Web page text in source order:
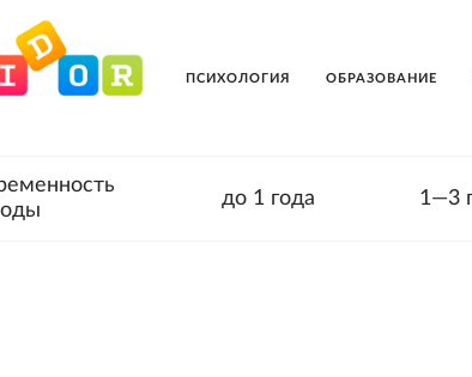
ПСИХОЛОГИЯ ОБРАЗОВАНИЕ
до 1 года 1—3